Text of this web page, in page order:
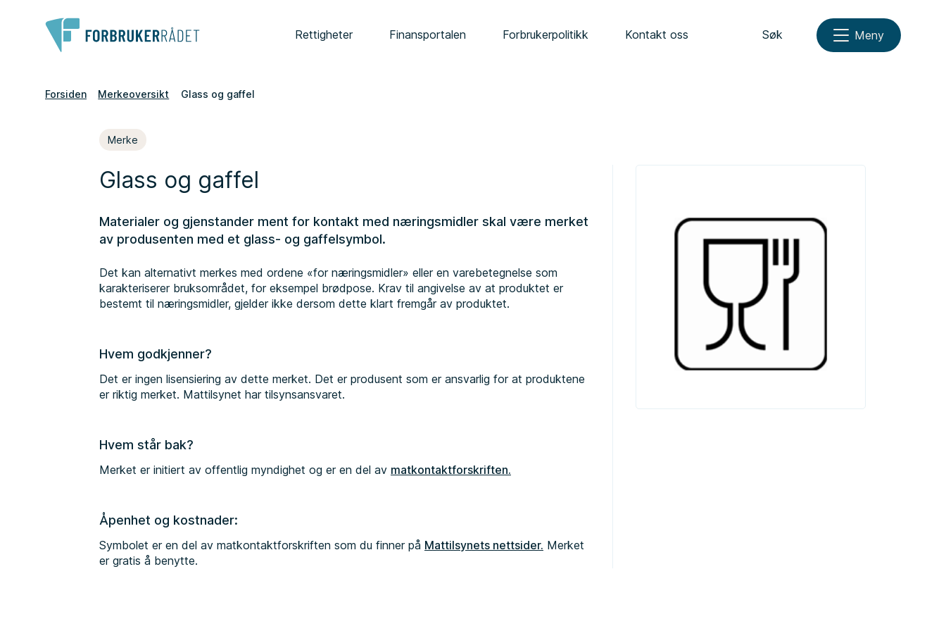
Rettigheter Finansportalen Forbrukerpolitikk Kontakt oss Søk Meny
Forsiden Merkeoversikt Glass og gaffel
Merke
Glass og gaffel
Materialer og gjenstander ment for kontakt med næringsmidler skal være merket
av produsenten med et glass- og gaffelsymbol.
Det kan alternativt merkes med ordene «for næringsmidler» eller en varebetegnelse som
karakteriserer bruksområdet, for eksempel brødpose. Krav til angivelse av at produktet er
bestemt til næringsmidler, gjelder ikke dersom dette klart fremgår av produktet.
Hvem godkjenner?
Det er ingen lisensiering av dette merket. Det er produsent som er ansvarlig for at produktene
er riktig merket. Mattilsynet har tilsynsansvaret.
Hvem står bak?
Merket er initiert av offentlig myndighet og er en del av matkontaktforskriften.
Åpenhet og kostnader:
Symbolet er en del av matkontaktforskriften som du finner på Mattilsynets nettsider. Merket
er gratis å benytte.